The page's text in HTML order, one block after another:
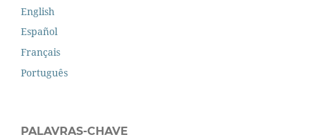
English
Español
Français
Português
PALAVRAS-CHAVE